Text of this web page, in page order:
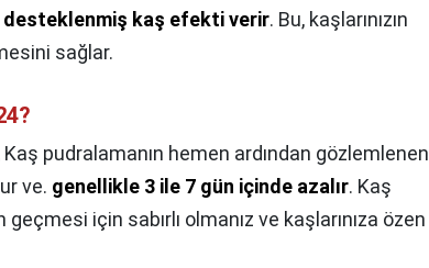
desteklenmiş kaş efekti verir. Bu, kaşlarınızın
sağlar.
Kaş pudralamanın hemen ardından gözlemlenen
ve. genellikle 3 ile 7 gün içinde azalır. Kaş
için sabırlı olmanız ve kaşlarınıza özen